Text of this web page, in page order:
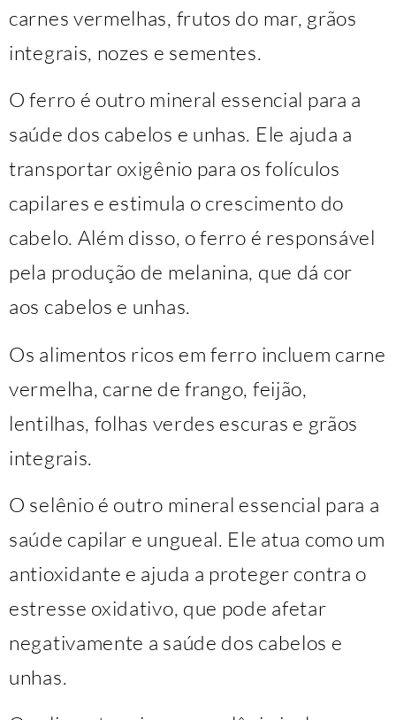
carnes vermelhas, frutos do mar, grãos
integrais, nozes e sementes.
O ferro é outro mineral essencial para a
saúde dos cabelos e unhas. Ele ajuda a
transportar oxigênio para os folículos
capilares e estimula o crescimento do
cabelo. Além disso, o ferro é responsável
pela produção de melanina, que dá cor
aos cabelos e unhas.
Os alimentos ricos em ferro incluem carne
vermelha, carne de frango, feijão,
lentilhas, folhas verdes escuras e grãos
integrais.
O selênio é outro mineral essencial para a
saúde capilar e ungueal. Ele atua como um
antioxidante e ajuda a proteger contra o
estresse oxidativo, que pode afetar
negativamente a saúde dos cabelos e
unhas.